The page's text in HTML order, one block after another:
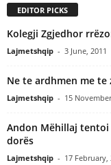
EDITOR PICKS
Kolegji Zgjedhor
Lajmetshqip - 3 June, 2011
Ne te ardhmen me
Lajmetshqip - 15
Andon Mëhillaj
dorës
Lajmetshqip - 17 February,